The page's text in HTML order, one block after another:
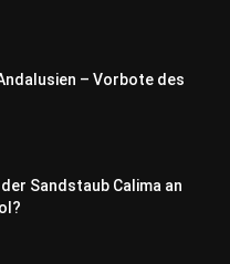
– Vorbote des
Sandstaub Calima an